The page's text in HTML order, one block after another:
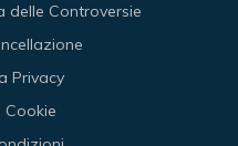
delle Controversie
Privacy
Cookie